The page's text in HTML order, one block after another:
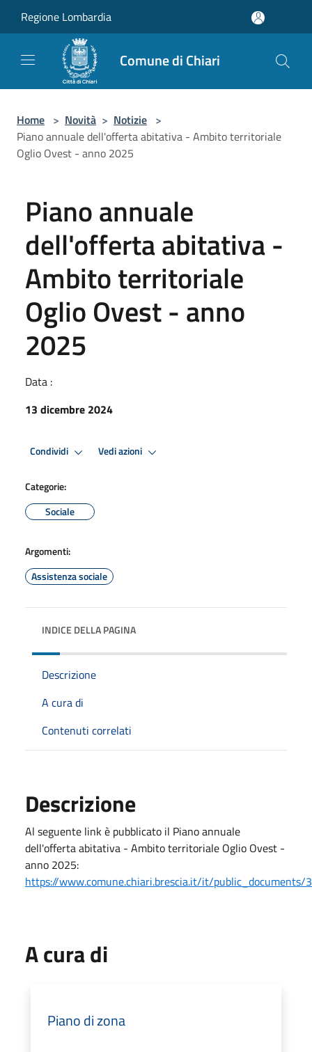
Regione Lombardia
Comune di Chiari
Home > Novità > Notizie >
Piano annuale dell'offerta abitativa - Ambito territoriale
Oglio Ovest - anno 2025
Piano annuale
dell'offerta abitativa -
Ambito territoriale
Oglio Ovest - anno
2025
Data :
13 dicembre 2024
Condividi Vedi azioni
Categorie:
Sociale
Argomenti:
Assistenza sociale
INDICE DELLA PAGINA
Descrizione
A cura di
Contenuti correlati
Descrizione
Al seguente link è pubblicato il Piano annuale
dell'offerta abitativa - Ambito territoriale Oglio Ovest -
anno 2025:
https://www.comune.chiari.brescia.it/it/public_documents/
A cura di
Piano di zona